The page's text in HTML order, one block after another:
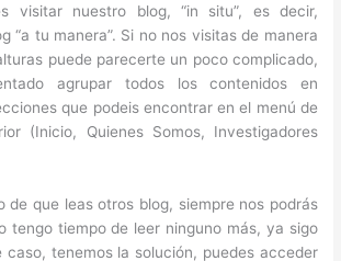
visitar nuestro blog, “in situ”, es decir,
“a tu manera”. Si no nos visitas de manera
puede parecerte un poco complicado,
agrupar todos los contenidos en
que podeis encontrar en el menú de
(Inicio, Quienes Somos, Investigadores
leas otros blog, siempre nos podrás
tengo tiempo de leer ninguno más, ya sigo
caso, tenemos la solución, puedes acceder